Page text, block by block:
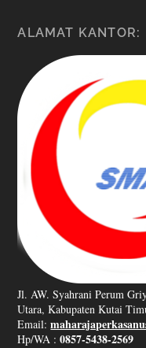
ALAMAT KANTOR:
Jl. AW. Syahrani Perum
Utara, Kabupaten Kutai
Email:
Hp/WA :0857-5438-2569